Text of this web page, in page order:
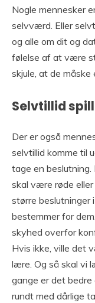
Nogle mennesker
selvværd. Eller
og alle om dit og
følelse af at være
skjule, at de måske
Selvtillid
Der er også
selvtillid komme til
tage en
skal være røde eller
større beslutninger
bestemmer for
skyhed overfor
Hvis ikke, ville det
lære. Og så skal vi
gange er det
rundt med dårlige